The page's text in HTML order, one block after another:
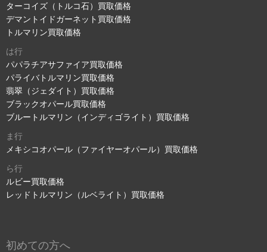
ターコイズ（トルコ石）買取価格
デマントイドガーネット買取価格
トルマリン買取価格
は行
パパラチアサファイア買取価格
パライバトルマリン買取価格
翡翠（ジェダイト）買取価格
ブラックオパール買取価格
ブルートルマリン（インディゴライト）買取価格
ま行
メキシコオパール（ファイヤーオパール）買取価格
ら行
ルビー買取価格
レッドトルマリン（ルベライト）買取価格
初めての方へ